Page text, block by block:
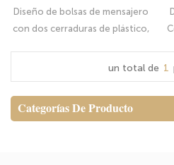
practicidad: nuestra bolsa
de mensajería ligera
impermeable para
mujeres, ¡su compañero
de hombro casual ideal!
Diseño de bolsas de mensajero
con dos cerraduras de plástico,
El bolsillo de la cremallera de
acceso externo en el lado
ofrece un acceso rápido a su
ladrillo o cables eléctricosEs una
un total de 1
Categorías De Producto